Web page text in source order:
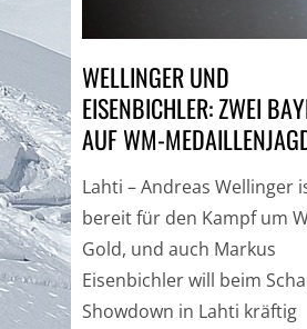
WELLINGER UND
EISENBICHLER: ZWEI
AUF WM-
Lahti – Andreas Wellinger
bereit für den Kampf um
Gold, und auch Markus
Eisenbichler will beim
Showdown in Lahti kräftig